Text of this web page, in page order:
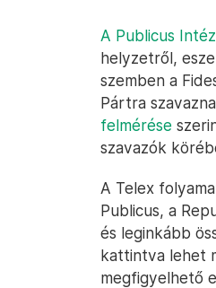
A Publicus
helyzetről,
szemben a
Pártra
felmérése
szavazók
A Telex
Publicus, a
és leginkább
kattintva lehet
megfigyelhető